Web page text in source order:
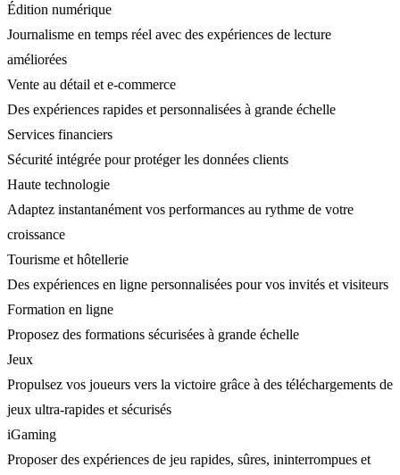
Édition numérique
Journalisme en temps réel avec des expériences de lecture
améliorées
Vente au détail et e-commerce
Des expériences rapides et personnalisées à grande échelle
Services financiers
Sécurité intégrée pour protéger les données clients
Haute technologie
Adaptez instantanément vos performances au rythme de votre
croissance
Tourisme et hôtellerie
Des expériences en ligne personnalisées pour vos invités et visiteurs
Formation en ligne
Proposez des formations sécurisées à grande échelle
Jeux
Propulsez vos joueurs vers la victoire grâce à des téléchargements de
jeux ultra-rapides et sécurisés
iGaming
Proposer des expériences de jeu rapides, sûres, ininterrompues et